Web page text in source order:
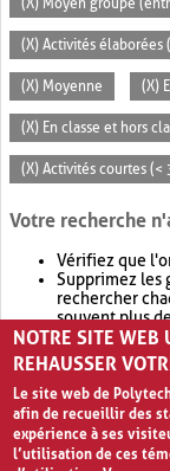
(X) Moyen groupe
(X) Activités élaborées
(X) Moyenne (X)
(X) En classe et hors
(X) Activités courtes (<
Votre recherche
Vérifiez que
Supprimez les
rechercher
souvent plus
Envisagez
retournera
NOTRE SITE WEB
REHAUSSER
Le site web de
afin de recueillir des
expérience à ses
l’utilisation de ces